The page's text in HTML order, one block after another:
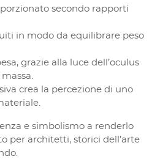
secondo rapporti
in modo da equilibrare peso
grazie alla luce dell’oculus
crea la percezione di uno
e simbolismo a renderlo
per architetti, storici dell’arte